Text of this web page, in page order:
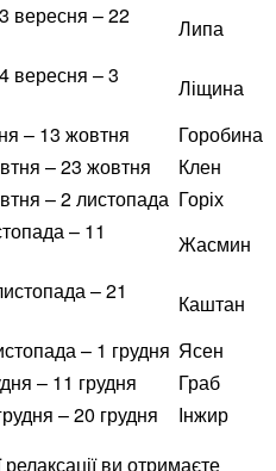
вересня – 22
Липа
вересня – 3
Ліщина
– 13 жовтня
Горобина
– 23 жовтня
Клен
– 2 листопада Горіх
– 11
Жасмин
– 21
Каштан
– 1 грудня Ясен
– 11 грудня
Граб
– 20 грудня
Інжир
ви отримаєте